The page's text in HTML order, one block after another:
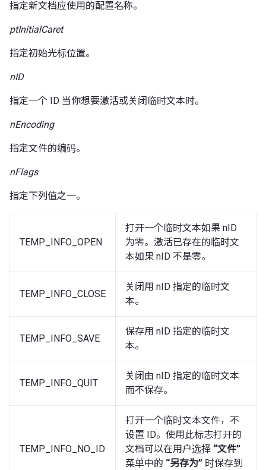
指定新文档应使用的配置名称。
ptInitialCaret
指定初始光标位置。
nID
指定一个 ID 当你想要激活或关闭临时文本时。
nEncoding
指定文件的编码。
nFlags
指定下列值之一。
TEMP_INFO_OPEN
打开一个临时文本如果 nID
为零。激活已存在的临时文
本如果 nID 不是零。
TEMP_INFO_CLOSE
关闭用 nID 指定的临时文
本。
TEMP_INFO_SAVE
保存用 nID 指定的临时文
本。
TEMP_INFO_QUIT
关闭由 nID 指定的临时文本
而不保存。
TEMP_INFO_NO_ID
打开一个临时文本文件，不
设置 ID。使用此标志打开的
文档可以在用户选择 “文件”
菜单中的 “另存为” 时保存到